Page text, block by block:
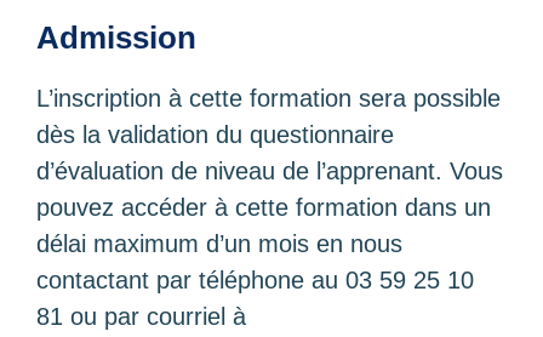
Admission
L’inscription à cette formation sera possible
dès la validation du questionnaire
d’évaluation de niveau de l’apprenant. Vous
pouvez accéder à cette formation dans un
délai maximum d’un mois en nous
contactant par téléphone au 03 59 25 10
81 ou par courriel à